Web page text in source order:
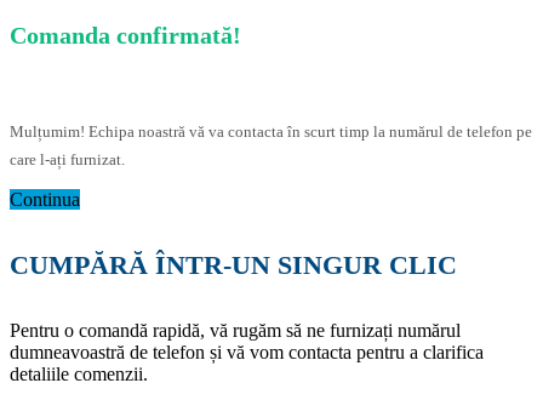
Comanda confirmată!
Mulțumim! Echipa noastră vă va contacta în scurt timp la numărul de telefon pe
care l-ați furnizat.
Continua
CUMPĂRĂ ÎNTR-UN SINGUR CLIC
Pentru o comandă rapidă, vă rugăm să ne furnizați numărul
dumneavoastră de telefon și vă vom contacta pentru a clarifica
detaliile comenzii.